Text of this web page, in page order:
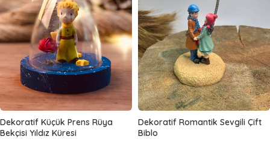
Dekoratif Küçük Prens Rüya
Bekçisi Yıldız Küresi
Dekoratif Romantik Sevgili Çift
Biblo